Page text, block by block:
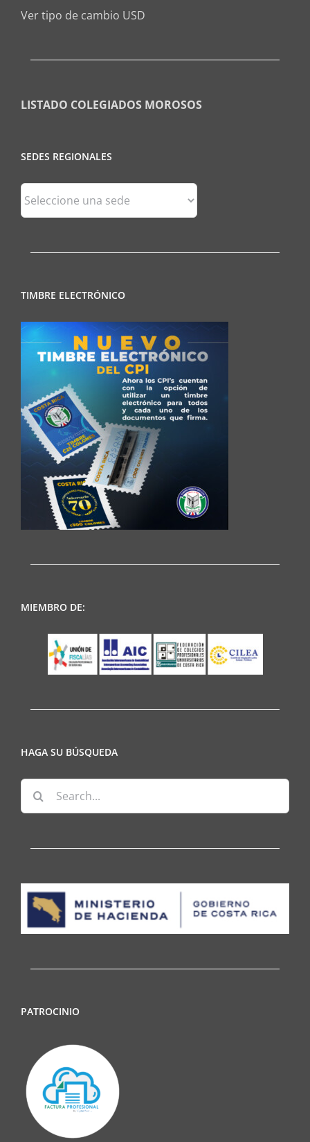
Ver tipo de cambio USD
LISTADO COLEGIADOS MOROSOS
SEDES REGIONALES
Sedes
Regionales
TIMBRE ELECTRÓNICO
MIEMBRO DE:
HAGA SU BÚSQUEDA
Search
for:
PATROCINIO